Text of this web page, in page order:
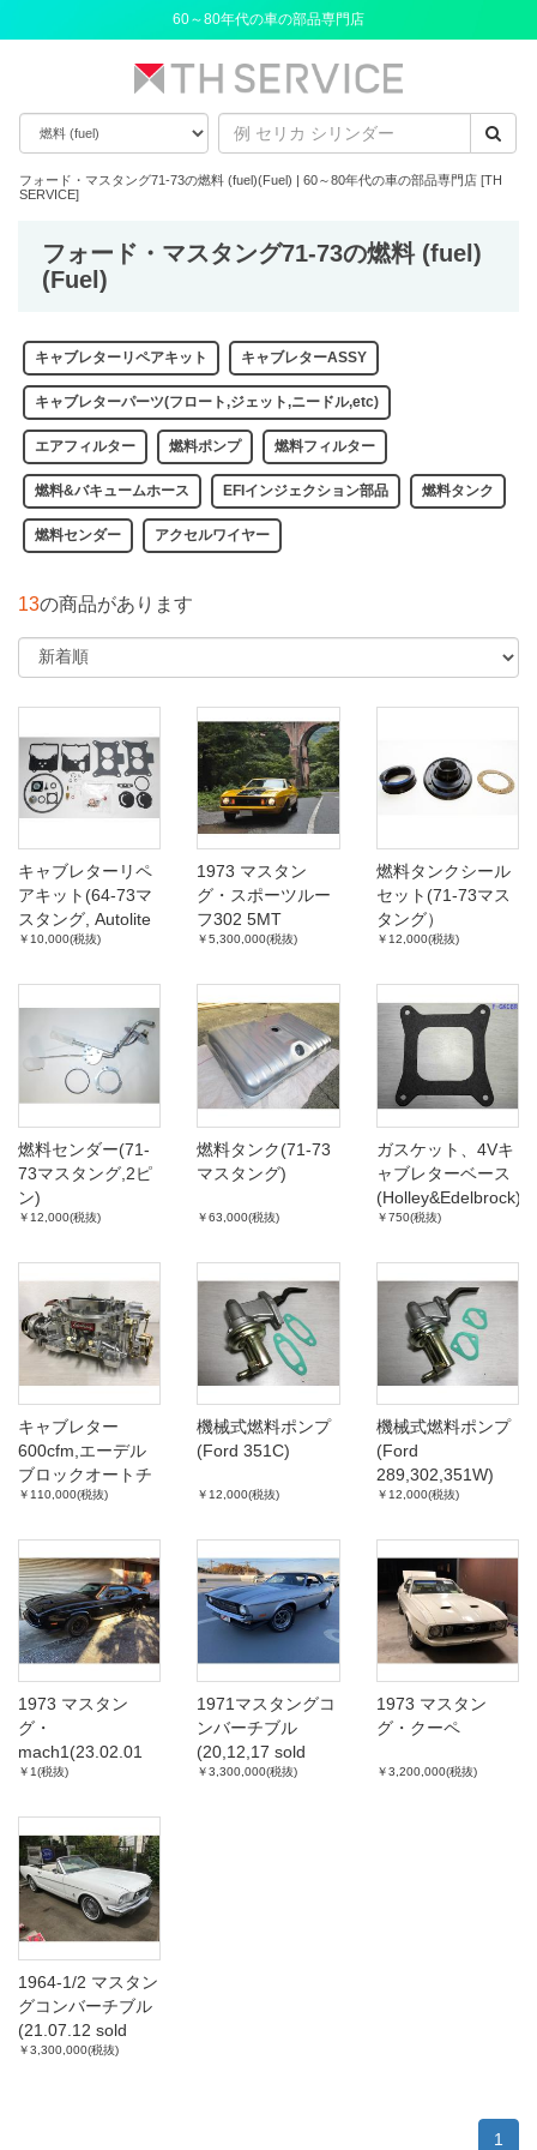
60～80年代の車の部品専門店
フォード・マスタング71-73の燃料 (fuel)(Fuel) | 60～80年代の車の部品専門店 [TH
SERVICE]
フォード・マスタング71-73の燃料 (fuel)
(Fuel)
キャブレターリペアキット キャブレターASSY
キャブレターパーツ(フロート,ジェット,ニードル,etc)
エアフィルター 燃料ポンプ 燃料フィルター
燃料&バキュームホース EFIインジェクション部品 燃料タンク
燃料センダー アクセルワイヤー
13の商品があります
キャブレターリペ
アキット(64-73マ
スタング, Autolite
2150-2V)
￥10,000(税抜)
1973 マスタン
グ・スポーツルー
フ302 5MT
￥5,300,000(税抜)
燃料タンクシール
セット(71-73マス
タング）
￥12,000(税抜)
燃料センダー(71-
73マスタング,2ピ
ン)
￥12,000(税抜)
燃料タンク(71-73
マスタング)
￥63,000(税抜)
ガスケット、4Vキ
ャブレターベース
(Holley&Edelbrock)
￥750(税抜)
キャブレター
600cfm,エーデル
ブロックオートチ
ョーク付き (Ford)
￥110,000(税抜)
機械式燃料ポンプ
(Ford 351C)
￥12,000(税抜)
機械式燃料ポンプ
(Ford
289,302,351W)
￥12,000(税抜)
1973 マスタン
グ・
mach1(23.02.01
Sold out)
￥1(税抜)
1971マスタングコ
ンバーチブル
(20,12,17 sold
out)
￥3,300,000(税抜)
1973 マスタン
グ・クーペ
￥3,200,000(税抜)
1964-1/2 マスタン
グコンバーチブル
(21.07.12 sold
out)
￥3,300,000(税抜)
1